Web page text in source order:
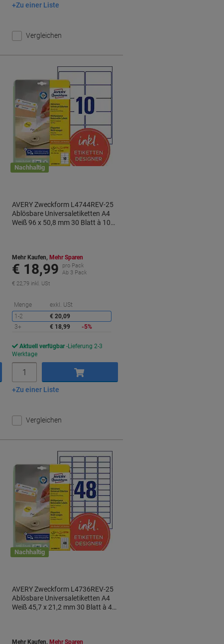
In den Warenkorb
Zu einer Liste
Vergleichen
sparen
Nachhaltig
AVERY Zweckform L4744REV-25
Ablösbare Universaletiketten A4
Weiß 96 x 50,8 mm 30 Blatt à 10
Mehr Kaufen, Mehr Sparen
€ 18,99
pro Pack
Ab 3 Pack
€ 22,79 inkl. USt
Menge exkl. USt
1-2
€ 20,09
3+
€ 18,99 -5%
Aktuell verfügbar Lieferung 2-3
Werktage
In den Warenkorb
Zu einer Liste
Vergleichen
Nachhaltig
AVERY Zweckform L4736REV-25
Ablösbare Universaletiketten A4
Weiß 45,7 x 21,2 mm 30 Blatt à 48
Mehr Kaufen, Mehr Sparen